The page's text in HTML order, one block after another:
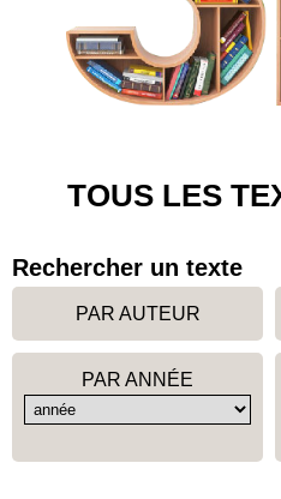
TOUS LES
Rechercher un texte
PAR AUTEUR
PAR ANNÉE